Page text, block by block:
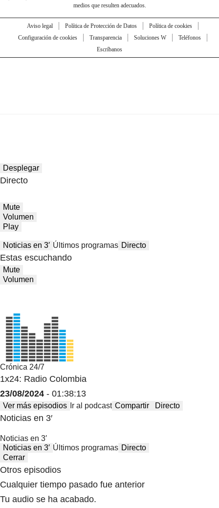
medios que resulten adecuados.
Aviso legal Política de Protección de Datos
Política de cookies
Configuración de cookies
Transparencia Soluciones W
Teléfonos
Escríbanos
Desplegar
Directo
Mute
Volumen
Play
Noticias en 3′ Últimos programas Directo
Estas escuchando
Mute
Volumen
Crónica 24/7
1x24: Radio Colombia
23/08/2024 - 01:38:13
Ver más episodios Ir al podcast Compartir Directo
Noticias en 3′
Noticias en 3′
Noticias en 3′ Últimos programas Directo
Cerrar
Otros episodios
Cualquier tiempo pasado fue anterior
Tu audio se ha acabado.